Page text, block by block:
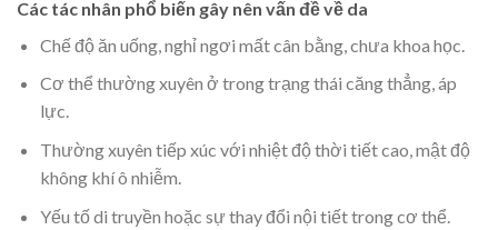
Các tác nhân phổ biến gây nên vấn đề về da
Chế độ ăn uống, nghỉ ngơi mất cân bằng, chưa khoa học.
Cơ thể thường xuyên ở trong trạng thái căng thẳng, áp
lực.
Thường xuyên tiếp xúc với nhiệt độ thời tiết cao, mật độ
không khí ô nhiễm.
Yếu tố di truyền hoặc sự thay đổi nội tiết trong cơ thể.